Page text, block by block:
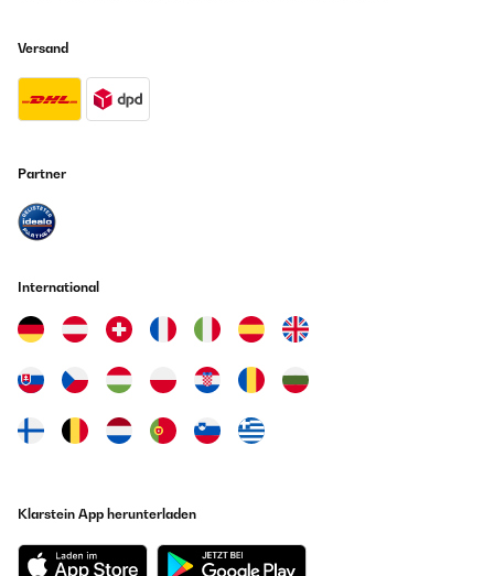
Versand
Partner
International
Klarstein App herunterladen